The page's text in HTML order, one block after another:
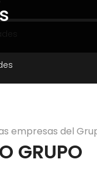
empresas del
GRUPO